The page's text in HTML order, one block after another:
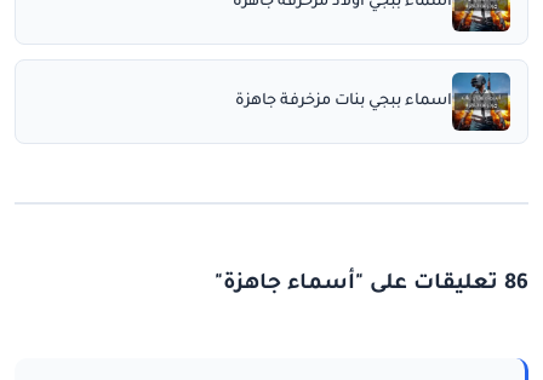
اسماء ببجي بنات مزخرفة جاهزة
86 تعليقات على "أسماء جاهزة"